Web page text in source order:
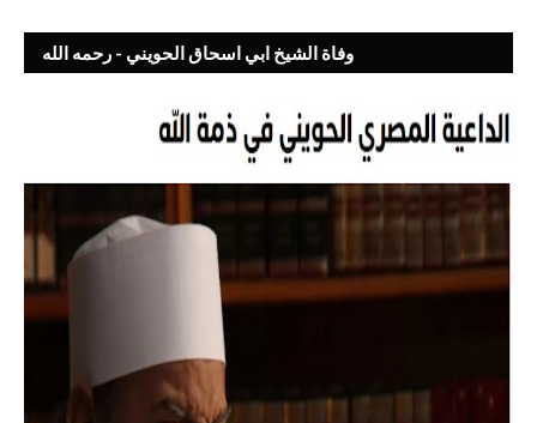
وفاة الشيخ ابي اسحاق الحويني - رحمه الله